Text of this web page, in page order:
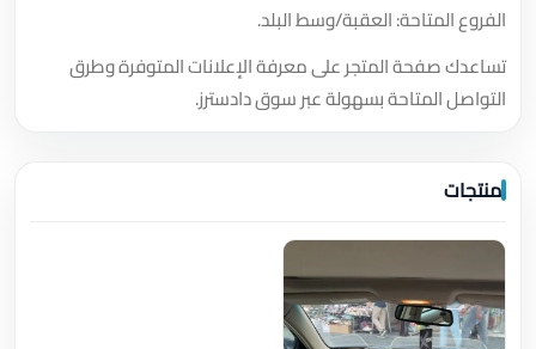
الفروع المتاحة: العقبة/وسط البلد.
تساعدك صفحة المتجر على معرفة الإعلانات المتوفرة وطرق
التواصل المتاحة بسهولة عبر سوق دادسترز.
منتجات